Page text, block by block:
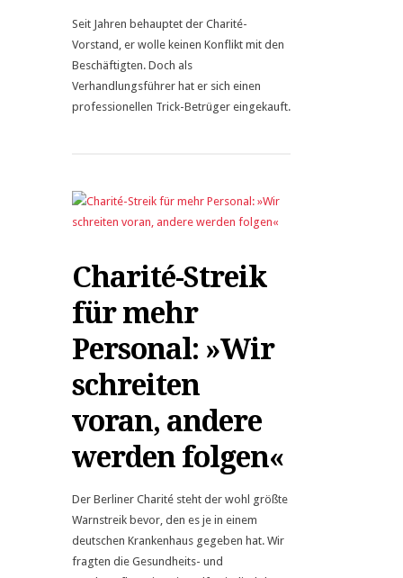
Seit Jahren behauptet der Charité-
Vorstand, er wolle keinen Konflikt mit den
Beschäftigten. Doch als
Verhandlungsführer hat er sich einen
professionellen Trick-Betrüger eingekauft.
Charité-Streik
für mehr
Personal: »Wir
schreiten
voran, andere
werden folgen«
Der Berliner Charité steht der wohl größte
Warnstreik bevor, den es je in einem
deutschen Krankenhaus gegeben hat. Wir
fragten die Gesundheits- und